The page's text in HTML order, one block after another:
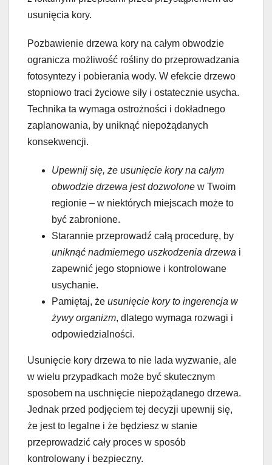
usunięcia kory.
Pozbawienie drzewa kory na całym obwodzie
ogranicza możliwość rośliny do przeprowadzania
fotosyntezy i pobierania wody. W efekcie drzewo
stopniowo traci życiowe siły i ostatecznie usycha.
Technika ta wymaga ostrożności i dokładnego
zaplanowania, by uniknąć niepożądanych
konsekwencji.
Upewnij się, że usunięcie kory na całym
obwodzie drzewa jest dozwolone w Twoim
regionie – w niektórych miejscach może to
być zabronione.
Starannie przeprowadź całą procedurę, by
uniknąć nadmiernego uszkodzenia drzewa i
zapewnić jego stopniowe i kontrolowane
usychanie.
Pamiętaj, że usunięcie kory to ingerencja w
żywy organizm, dlatego wymaga rozwagi i
odpowiedzialności.
Usunięcie kory drzewa to nie lada wyzwanie, ale
w wielu przypadkach może być skutecznym
sposobem na uschnięcie niepożądanego drzewa.
Jednak przed podjęciem tej decyzji upewnij się,
że jest to legalne i że będziesz w stanie
przeprowadzić cały proces w sposób
kontrolowany i bezpieczny.